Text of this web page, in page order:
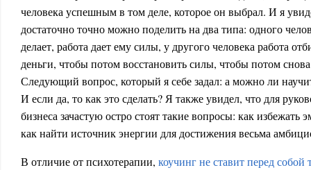
человека успешным в том деле, которое он выбрал. И я
достаточно точно можно поделить на два типа: одного
делает, работа дает ему силы, у другого человека работа
деньги, чтобы потом восстановить силы, чтобы потом
Следующий вопрос, который я себе задал: а можно ли
И если да, то как это сделать? Я также увидел, что для
бизнеса зачастую остро стоят такие вопросы: как избежать
как найти источник энергии для достижения весьма
В отличие от психотерапии, коучинг не ставит перед собой